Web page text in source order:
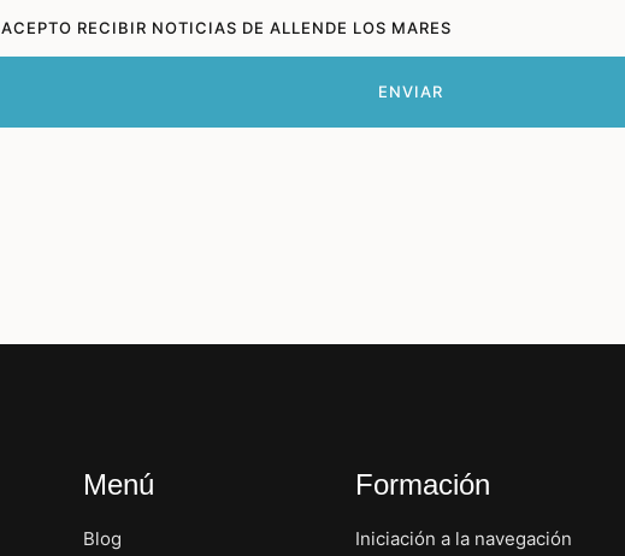
ACEPTO RECIBIR NOTICIAS DE ALLENDE LOS MARES
ENVIAR
Menú
Blog
Formación
Iniciación a la navegación